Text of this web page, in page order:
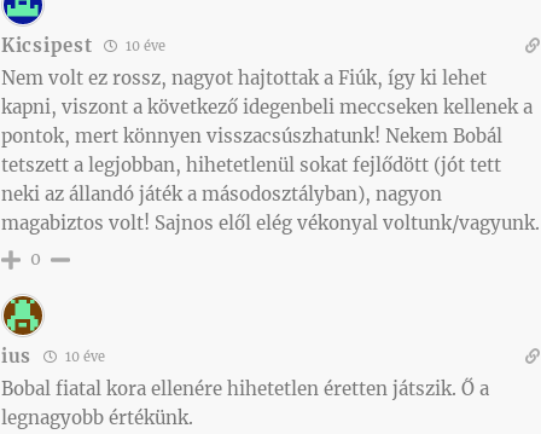
Kicsipest 10 éve
Nem volt ez rossz, nagyot hajtottak a Fiúk, így ki lehet
kapni, viszont a következő idegenbeli meccseken kellenek a
pontok, mert könnyen visszacsúszhatunk! Nekem Bobál
tetszett a legjobban, hihetetlenül sokat fejlődött (jót tett
neki az állandó játék a másodosztályban), nagyon
magabiztos volt! Sajnos elől elég vékonyal voltunk/vagyunk.
0
ius 10 éve
Bobal fiatal kora ellenére hihetetlen éretten játszik. Ő a
legnagyobb értékünk.